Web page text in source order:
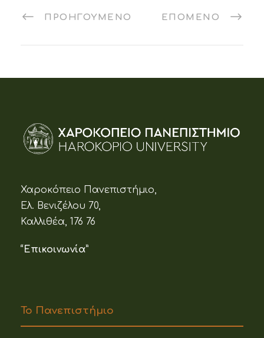
ΠΡΟΗΓΟΎΜΕΝΟ ΕΠΌΜΕΝΟ
Χαροκόπειο Πανεπιστήμιο,
Ελ. Βενιζέλου 70,
Καλλιθέα, 176 76
“Επικοινωνία”
Το Πανεπιστήμιο